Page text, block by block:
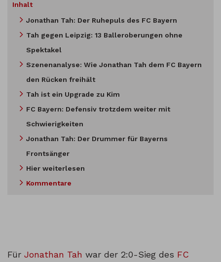
Inhalt
Jonathan Tah: Der Ruhepuls des FC Bayern
Tah gegen Leipzig: 13 Balleroberungen ohne
Spektakel
Szenenanalyse: Wie Jonathan Tah dem FC Bayern
den Rücken freihält
Tah ist ein Upgrade zu Kim
FC Bayern: Defensiv trotzdem weiter mit
Schwierigkeiten
Jonathan Tah: Der Drummer für Bayerns
Frontsänger
Hier weiterlesen
Kommentare
Für Jonathan Tah war der 2:0-Sieg des FC